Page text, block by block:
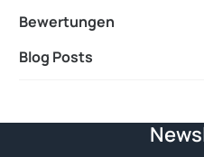
Bewertungen
Blog Posts